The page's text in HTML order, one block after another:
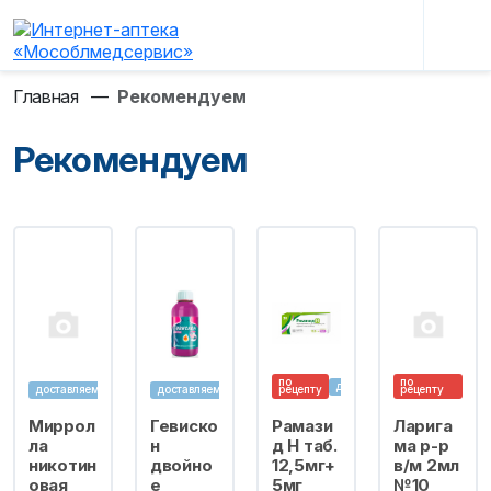
Главная — Рекомендуем
Рекомендуем
доставляем
Миррол
ла
никотин
овая
доставляем
Гевиско
н
двойно
е
по
рецепту доставляем
Рамази
д Н таб.
12,5мг+
5мг
по
рецепту
Ларига
ма р-р
в/м 2мл
№10